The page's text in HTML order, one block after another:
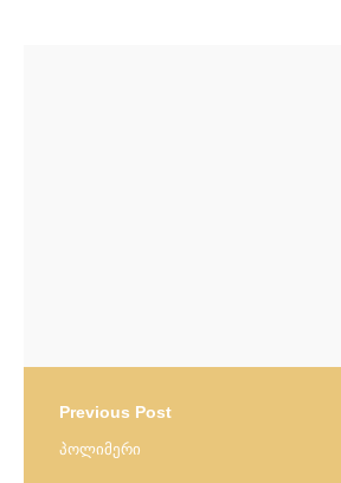
Previous Post
პოლიმერი